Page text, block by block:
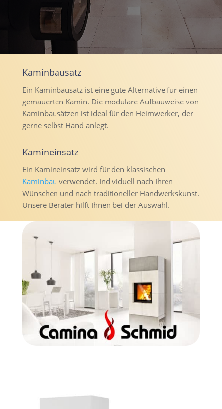
Kaminbausatz
Ein Kaminbausatz ist eine gute Alternative für einen
gemauerten Kamin. Die modulare Aufbauweise von
Kaminbausätzen ist ideal für den Heimwerker, der
gerne selbst Hand anlegt.
Kamineinsatz
Ein Kamineinsatz wird für den klassischen
Kaminbau verwendet. Individuell nach Ihren
Wünschen und nach traditioneller Handwerkskunst.
Unsere Berater hilft Ihnen bei der Auswahl.